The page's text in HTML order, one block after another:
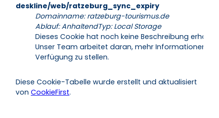
deskline/web/ratzeburg_sync_expiry
Domainname: ratzeburg-tourismus.de
Ablauf:AnhaltendTyp: Local Storage
Dieses Cookie hat noch keine Beschreibung
Unser Team arbeitet daran, mehr Informationen zur
Verfügung zu stellen.
Diese Cookie-Tabelle wurde erstellt und aktualisiert
von CookieFirst.